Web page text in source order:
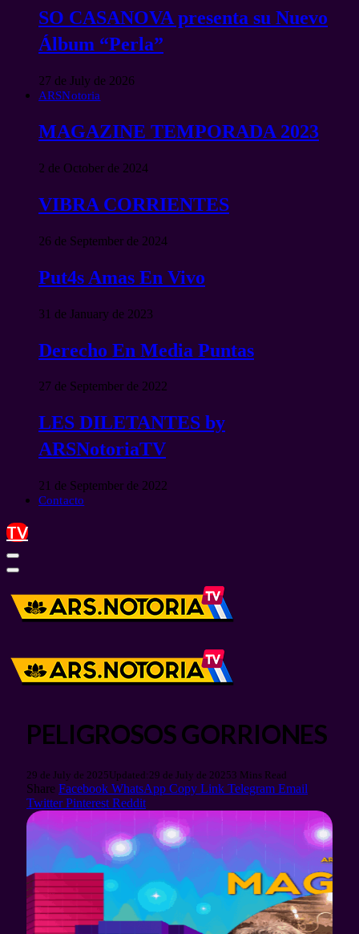
SO CASANOVA presenta su Nuevo
Álbum “Perla”
27 de July de 2026
ARSNotoria
MAGAZINE TEMPORADA 2023
2 de October de 2024
VIBRA CORRIENTES
26 de September de 2024
Put4s Amas En Vivo
31 de January de 2023
Derecho En Media Puntas
27 de September de 2022
LES DILETANTES by
ARSNotoriaTV
21 de September de 2022
Contacto
TV
PELIGROSOS GORRIONES
29 de July de 2025Updated: 29 de July de 20253 Mins Read
Share Facebook WhatsApp Copy Link Telegram Email
Twitter Pinterest Reddit